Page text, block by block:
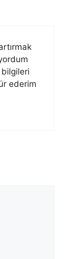
bilgileri
ederim